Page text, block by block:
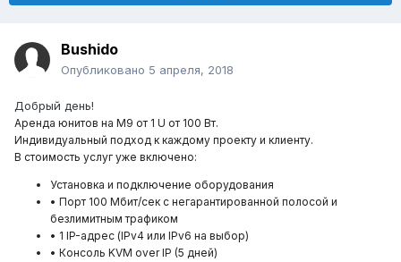
Bushido
Опубликовано 5 апреля, 2018
Добрый день!
Аренда юнитов на М9 от 1 U от 100 Вт.
Индивидуальный подход к каждому проекту и клиенту.
В стоимость услуг уже включено:
Установка и подключение оборудования
• Порт 100 Мбит/сек с негарантированной полосой и
безлимитным трафиком
• 1 IP-адрес (IPv4 или IPv6 на выбор)
• Консоль KVM over IP (5 дней)